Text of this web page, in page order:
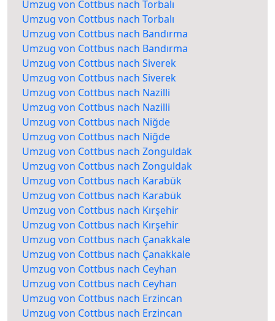
Umzug von Cottbus nach Torbalı
Umzug von Cottbus nach Torbalı
Umzug von Cottbus nach Bandırma
Umzug von Cottbus nach Bandırma
Umzug von Cottbus nach Siverek
Umzug von Cottbus nach Siverek
Umzug von Cottbus nach Nazilli
Umzug von Cottbus nach Nazilli
Umzug von Cottbus nach Niğde
Umzug von Cottbus nach Niğde
Umzug von Cottbus nach Zonguldak
Umzug von Cottbus nach Zonguldak
Umzug von Cottbus nach Karabük
Umzug von Cottbus nach Karabük
Umzug von Cottbus nach Kırşehir
Umzug von Cottbus nach Kırşehir
Umzug von Cottbus nach Çanakkale
Umzug von Cottbus nach Çanakkale
Umzug von Cottbus nach Ceyhan
Umzug von Cottbus nach Ceyhan
Umzug von Cottbus nach Erzincan
Umzug von Cottbus nach Erzincan